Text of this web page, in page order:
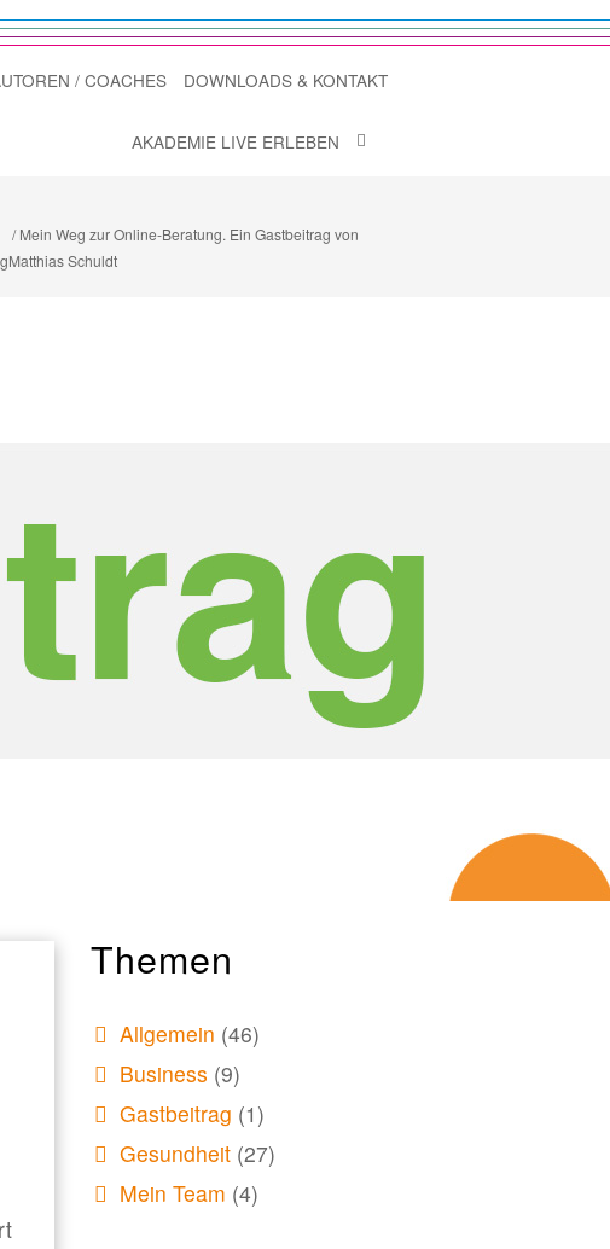
/ COACHES DOWNLOADS & KONTAKT
AKADEMIE LIVE ERLEBEN
Mein Weg zur Online-Beratung. Ein Gastbeitrag von
Matthias Schuldt
Themen
Allgemein (46)
Business (9)
Gastbeitrag (1)
Gesundheit (27)
Mein Team (4)